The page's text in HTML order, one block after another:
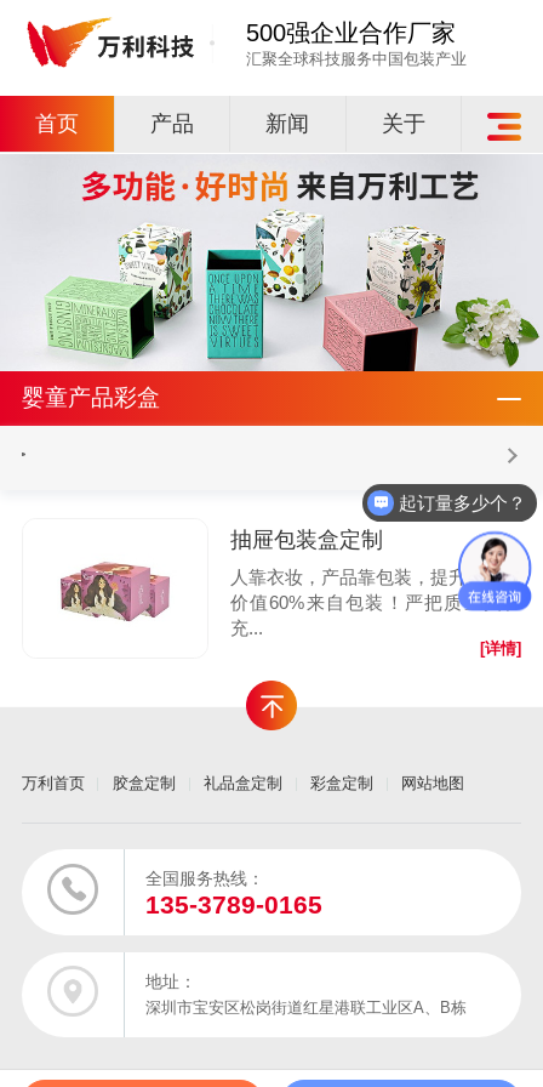
500强企业合作厂家
汇聚全球科技服务中国包装产业
首页 产品 新闻 关于
婴童产品彩盒
抽屉包装盒定制
人靠衣妆，产品靠包装，提升产品的
价值60%来自包装！严把质量关、
充...
[详情]
万利首页 胶盒定制 礼品盒定制 彩盒定制 网站地图
全国服务热线：
135-3789-0165
地址：
深圳市宝安区松岗街道红星港联工业区A、B栋
起订量多少个？